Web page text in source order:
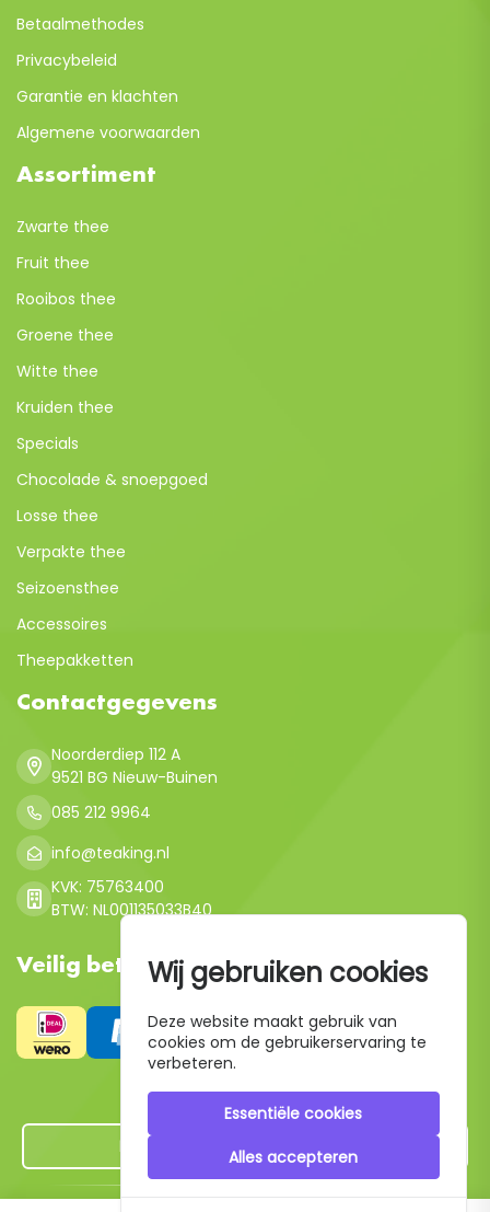
Betaalmethodes
Privacybeleid
Garantie en klachten
Algemene voorwaarden
Assortiment
Zwarte thee
Fruit thee
Rooibos thee
Groene thee
Witte thee
Kruiden thee
Specials
Chocolade & snoepgoed
Losse thee
Verpakte thee
Seizoensthee
Accessoires
Theepakketten
Contactgegevens
Noorderdiep 112 A
9521 BG Nieuw-Buinen
085 212 9964
info@teaking.nl
KVK: 75763400
BTW: NL001135033B40
Veilig betalen
Hier de overeenkomst ontbinden
Wij gebruiken cookies
Deze website maakt gebruik van
cookies om de gebruikerservaring te
verbeteren.
Essentiële cookies
Alles accepteren